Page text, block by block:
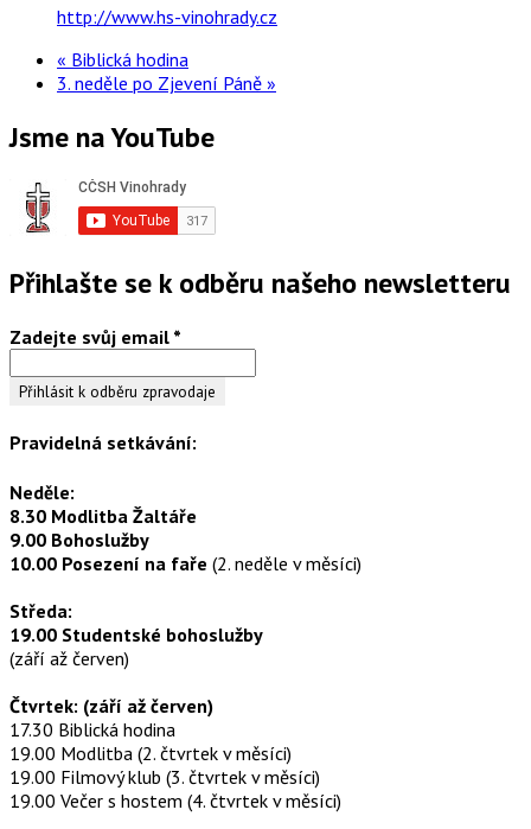
http://www.hs-vinohrady.cz
« Biblická hodina
3. neděle po Zjevení Páně »
Jsme na YouTube
Přihlašte se k odběru našeho newsletteru
Zadejte svůj email *
Pravidelná setkávání:
Neděle:
8.30 Modlitba Žaltáře
9.00 Bohoslužby
10.00 Posezení na faře (2. neděle v měsíci)
Středa:
19.00 Studentské bohoslužby
(září až červen)
Čtvrtek: (září až červen)
17.30 Biblická hodina
19.00 Modlitba (2. čtvrtek v měsíci)
19.00 Filmový klub (3. čtvrtek v měsíci)
19.00 Večer s hostem (4. čtvrtek v měsíci)